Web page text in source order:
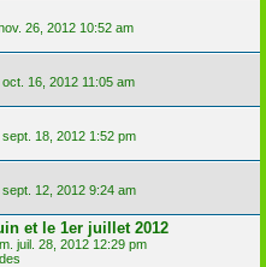
26, 2012 10:52 am
oct. 16, 2012 11:05 am
sept. 18, 2012 1:52 pm
sept. 12, 2012 9:24 am
et le 1er juillet 2012
juil. 28, 2012 12:29 pm